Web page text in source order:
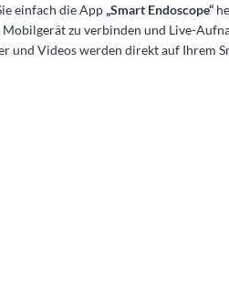
einfach die App „Smart Endoscope“
Mobilgerät zu verbinden und Live-
und Videos werden direkt auf Ihrem